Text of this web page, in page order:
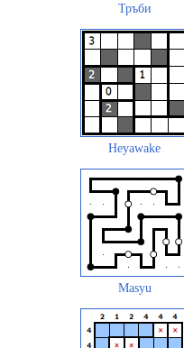
Тръби
Heyawake
Masyu